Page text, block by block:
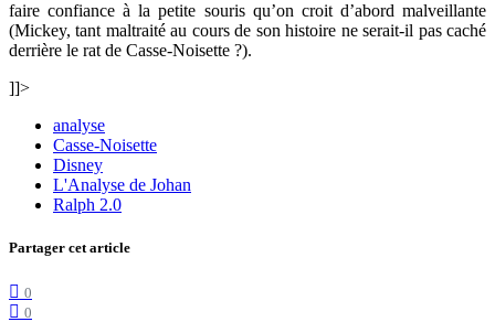
faire confiance à la petite souris qu’on croit d’abord malveillante
(Mickey, tant maltraité au cours de son histoire ne serait-il pas caché
derrière le rat de Casse-Noisette ?).
]]>
analyse
Casse-Noisette
Disney
L'Analyse de Johan
Ralph 2.0
Partager cet article
0
0